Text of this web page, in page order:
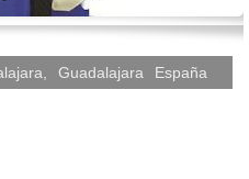
Guadalajara España